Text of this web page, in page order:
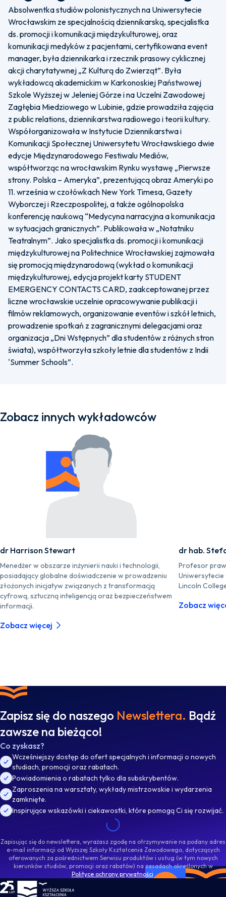
Absolwentka studiów polonistycznych na Uniwersytecie
Wrocławskim ze specjalnością dziennikarską, specjalistka
ds. promocji i komunikacji międzykulturowej, oraz
komunikacji medyków z pacjentami, certyfikowana event
manager, była dziennikarka i rzecznik prasowy cyklicznej
akcji charytatywnej „Z Kulturą do Zwierząt”. Była
wykładowcą akademickim w Karkonoskiej Państwowej
Szkole Wyższej w Jeleniej Górze i na Uczelni Zawodowej
Zagłębia Miedziowego w Lubinie, gdzie prowadziła zajęcia
z public relations, dziennikarstwa radiowego i teorii kultury.
Współorganizowała w Instytucie Dziennikarstwa i
Komunikacji Społecznej Uniwersytetu Wrocławskiego dwie
edycje Międzynarodowego Festiwalu Mediów,
współtworząc na wrocławskim Rynku wystawę „Pierwsze
strony. Polska – Ameryka”, prezentującą obraz Ameryki po
11. września w czołówkach New York Timesa, Gazety
Wyborczej i Rzeczpospolitej, a także ogólnopolska
konferencję naukową “Medycyna narracyjna a komunikacja
w sytuacjach granicznych”. Publikowała w „Notatniku
Teatralnym”. Jako specjalistka ds. promocji i komunikacji
międzykulturowej na Politechnice Wrocławskiej zajmowała
się promocją międzynarodową (wykład o komunikacji
międzykulturowej, edycja projekt karty STUDENT
EMERGENCY CONTACTS CARD, zaakceptowanej przez
liczne wrocławskie uczelnie opracowywanie publikacji i
filmów reklamowych, organizowanie eventów i szkół letnich,
prowadzenie spotkań z zagranicznymi delegacjami oraz
organizacja „Dni Wstępnych” dla studentów z różnych stron
świata), współtworzyła szkoły letnie dla studentów z Indii
'Summer Schools”.
Zobacz innych wykładowców
dr Harrison Stewart
Menedżer w obszarze inżynierii nauki i technologii,
posiadający globalne doświadczenie w prowadzeniu
złożonych inicjatyw związanych z transformacją
cyfrową, sztuczną inteligencją oraz bezpieczeństwem
informacji.
Zobacz więcej
dr hab.
Profesor
Lincoln
Zobacz
Zapisz się do naszego Newslettera. Bądź
zawsze na bieżąco!
Co zyskasz?
Wcześniejszy dostęp do ofert specjalnych i informacji o nowych
studiach, promocji oraz rabatach.
Powiadomienia o rabatach tylko dla subskrybentów.
Zaproszenia na warsztaty, wykłady mistrzowskie i wydarzenia
zamknięte.
Inspirujące wskazówki i ciekawostki, które pomogą Ci się rozwijać.
Zapisując się do newslettera, wyrażasz zgodę na otrzymywanie na podany adres
e-mail informacji od Wyższej Szkoły Kształcenia Zawodowego, dotyczących
oferowanych za pośrednictwem Serwisu produktów i usług (w tym nowych
kierunków studiów, promocji oraz rabatów) na zasadach określonych w
Polityce ochrony prywatności.
WSKZ - strona główna